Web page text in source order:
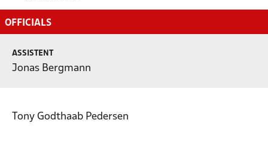
OFFICIALS
ASSISTENT
Jonas Bergmann
Tony Godthaab Pedersen